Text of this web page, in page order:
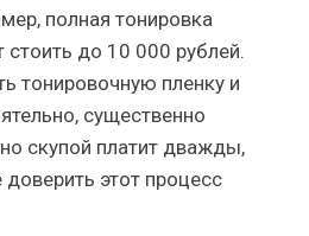
полная тонировка
до 10 000 рублей.
тонировочную пленку и
существенно
скупой платит дважды,
этот процесс